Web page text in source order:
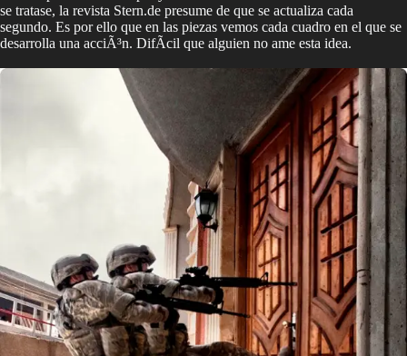
se tratase, la revista Stern.de presume de que se actualiza cada
segundo. Es por ello que en las piezas vemos cada cuadro en el que se
desarrolla una acciÃ³n. DifÃ­cil que alguien no ame esta idea.